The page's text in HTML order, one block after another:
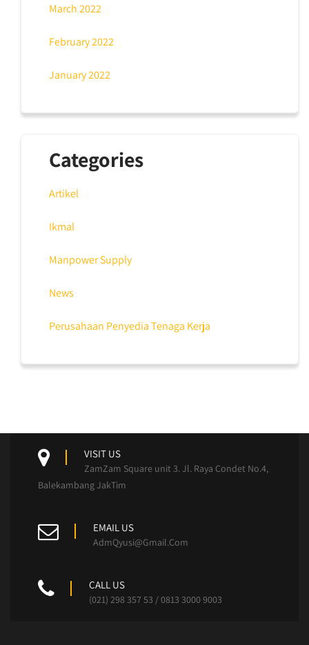
March 2022
February 2022
January 2022
Categories
Artikel
Ikmal
Manpower Supply
News
Perusahaan Penyedia Tenaga Kerja
VISIT US
ZamZam Square unit 3. Jl. Raya Condet No.4,
Balekambang JakTim
EMAIL US
AdmQyusi@Gmail.Com
CALL US
(021) 298 357 53 / 0813 3000 9003